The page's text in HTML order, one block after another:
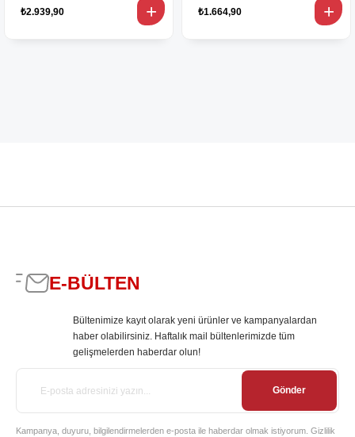
₺2.939,90 ₺1.664,90
E-BÜLTEN
Bültenimize kayıt olarak yeni ürünler ve kampanyalardan
haber olabilirsiniz. Haftalık mail bültenlerimizde tüm
gelişmelerden haberdar olun!
Gönder
Kampanya, duyuru, bilgilendirmelerden e-posta ile haberdar olmak istiyorum. Gizlilik